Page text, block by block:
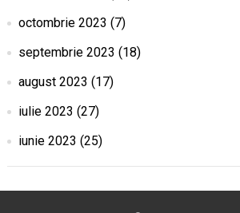
octombrie 2023 (7)
septembrie 2023 (18)
august 2023 (17)
iulie 2023 (27)
iunie 2023 (25)